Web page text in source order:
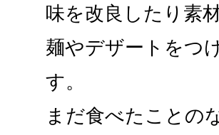
味を改良したり素
麺やデザートをつ
す。
まだ食べたことの